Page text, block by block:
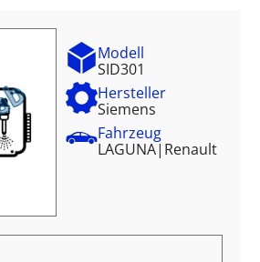
Modell
SID301
Hersteller
Siemens
Fahrzeug
LAGUNA| Renault